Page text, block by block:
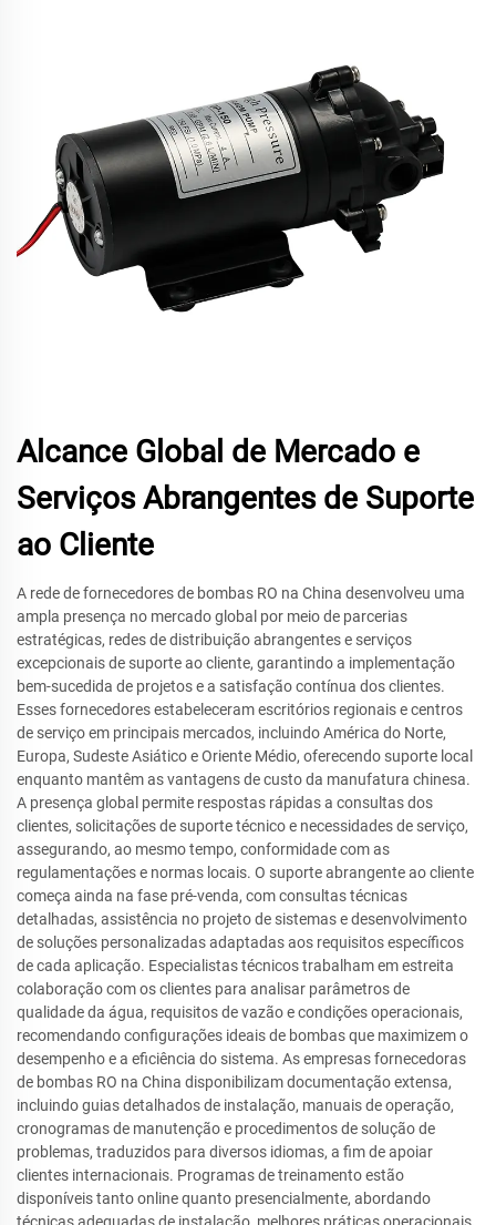
Alcance Global de Mercado e
Serviços Abrangentes de Suporte
ao Cliente
A rede de fornecedores de bombas RO na China desenvolveu uma
ampla presença no mercado global por meio de parcerias
estratégicas, redes de distribuição abrangentes e serviços
excepcionais de suporte ao cliente, garantindo a implementação
bem-sucedida de projetos e a satisfação contínua dos clientes.
Esses fornecedores estabeleceram escritórios regionais e centros
de serviço em principais mercados, incluindo América do Norte,
Europa, Sudeste Asiático e Oriente Médio, oferecendo suporte local
enquanto mantêm as vantagens de custo da manufatura chinesa.
A presença global permite respostas rápidas a consultas dos
clientes, solicitações de suporte técnico e necessidades de serviço,
assegurando, ao mesmo tempo, conformidade com as
regulamentações e normas locais. O suporte abrangente ao cliente
começa ainda na fase pré-venda, com consultas técnicas
detalhadas, assistência no projeto de sistemas e desenvolvimento
de soluções personalizadas adaptadas aos requisitos específicos
de cada aplicação. Especialistas técnicos trabalham em estreita
colaboração com os clientes para analisar parâmetros de
qualidade da água, requisitos de vazão e condições operacionais,
recomendando configurações ideais de bombas que maximizem o
desempenho e a eficiência do sistema. As empresas fornecedoras
de bombas RO na China disponibilizam documentação extensa,
incluindo guias detalhados de instalação, manuais de operação,
cronogramas de manutenção e procedimentos de solução de
problemas, traduzidos para diversos idiomas, a fim de apoiar
clientes internacionais. Programas de treinamento estão
disponíveis tanto online quanto presencialmente, abordando